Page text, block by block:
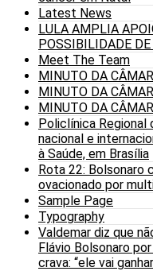
Latest News
LULA AMPLIA
POSSIBILIDADE
Meet The Team
MINUTO DA
MINUTO DA
MINUTO DA
Policlínica
nacional e
à Saúde, em Brasília
Rota 22: Bolsonaro
ovacionado por
Sample Page
Typography
Valdemar diz que
Flávio Bolsonaro
crava: “ele vai